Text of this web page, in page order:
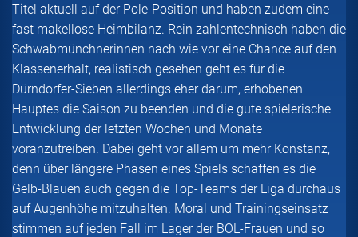
Titel aktuell auf der Pole-Position und haben zudem eine
fast makellose Heimbilanz. Rein zahlentechnisch haben die
Schwabmünchnerinnen nach wie vor eine Chance auf den
Klassenerhalt, realistisch gesehen geht es für die
Dürndorfer-Sieben allerdings eher darum, erhobenen
Hauptes die Saison zu beenden und die gute spielerische
Entwicklung der letzten Wochen und Monate
voranzutreiben. Dabei geht vor allem um mehr Konstanz,
denn über längere Phasen eines Spiels schaffen es die
Gelb-Blauen auch gegen die Top-Teams der Liga durchaus
auf Augenhöhe mitzuhalten. Moral und Trainingseinsatz
stimmen auf jeden Fall im Lager der BOL-Frauen und so